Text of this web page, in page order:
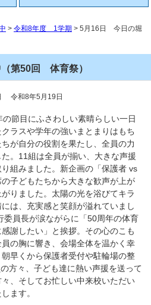
> 令和8年度 1学期 > 5月16日 今日の堀
第50回 体育祭）
令和8年5月19日
節目にふさわしい素晴らしい一日
ラスや学年の強いまとまりはもち
が自分の役割を果たし、全員の力
。11組は全員が揃い、大きな声援
組みました。新企画の「保護者 vs
子どもたちから大きな歓声が上が
りました。太陽の光を浴びてキラ
は、充実感と笑顔が溢れていまし
委員長が涙ながらに「50周年の体育
謝したい」と挨拶。その心のこも
の胸に響き、会場全体を温かく幸
早くから保護者受付や駐輪場の整
方々、子ども達に熱い声援を送って
、そしてお忙しい中来校いただい
ます。